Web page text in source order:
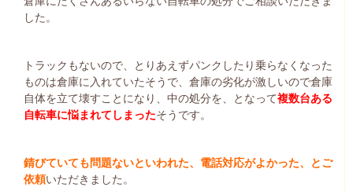
した。
トラックもないので、とりあえずパンクしたり乗らなくなった
ものは倉庫に入れていたそうで、倉庫の劣化が激しいので倉庫
自体を立て壊すことになり、中の処分を、となって複数台ある
自転車に悩まれてしまったそうです。
錆びていても問題ないといわれた、電話対応がよかった、とご
依頼いただきました。